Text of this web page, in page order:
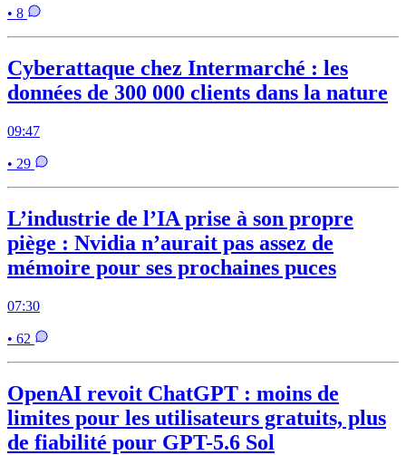
• 8
Cyberattaque chez Intermarché : les
données de 300 000 clients dans la nature
09:47
• 29
L’industrie de l’IA prise à son propre
piège : Nvidia n’aurait pas assez de
mémoire pour ses prochaines puces
07:30
• 62
OpenAI revoit ChatGPT : moins de
limites pour les utilisateurs gratuits, plus
de fiabilité pour GPT-5.6 Sol